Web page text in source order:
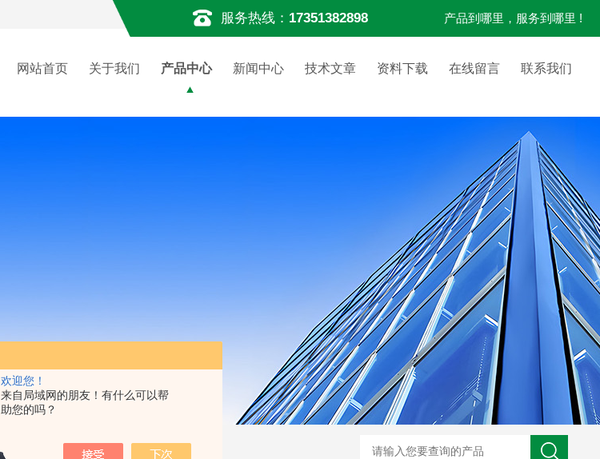
欢迎您！
来自局域网的朋友！有什么可以帮
助您的吗？
服务热线： 17351382898 产品到哪里，服务到哪里 !
网站首页 关于我们 产品中心 新闻中心 技术文章 资料下载 在线留言 联系我们